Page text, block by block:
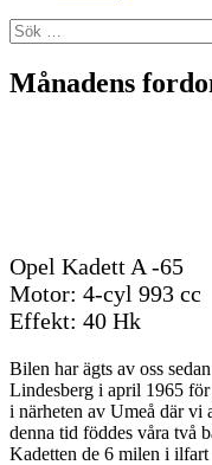
Sök
efter:
Månadens
Opel Kadett A -65
Motor: 4-cyl 993 cc
Effekt: 40 Hk
Bilen har ägts av oss
Lindesberg i april 1965
i närheten av Umeå där vi
denna tid föddes våra två
Kadetten de 6 milen i ilfart